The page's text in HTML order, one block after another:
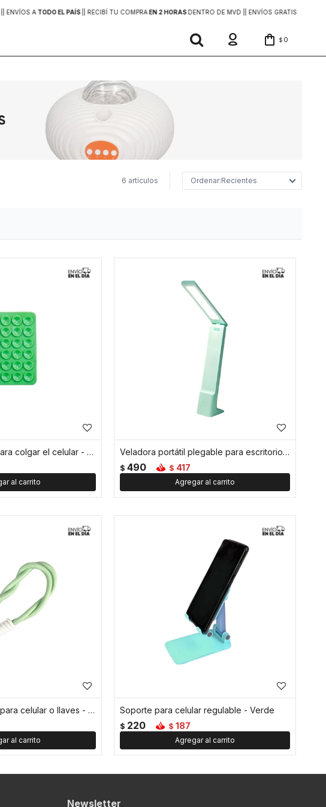
| ENVÍOS A TODO EL PAÍS | RECIBÍ TU COMPRAEN 2 HORASDENTRO DE MVD | | ENVÍOS GRATIS
$ 0
6 artículos Recientes
Ventosa soporte para colgar el celular - Verde Veladora portátil plegable para escritorio - Verde
$ 490 $ 417
Cuerda de agarre para celular o llaves - Verde Soporte para celular regulable - Verde
$ 220 $ 187
Newsletter